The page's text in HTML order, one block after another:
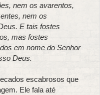
nem os avarentos,
nem os
E tais fostes
mas fostes
em nome do Senhor
Deus.
escabrosos que
Ele fala até